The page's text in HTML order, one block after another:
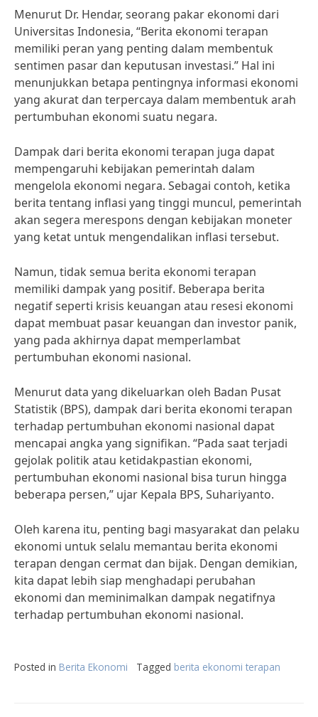
Menurut Dr. Hendar, seorang pakar ekonomi dari
Universitas Indonesia, “Berita ekonomi terapan
memiliki peran yang penting dalam membentuk
sentimen pasar dan keputusan investasi.” Hal ini
menunjukkan betapa pentingnya informasi ekonomi
yang akurat dan terpercaya dalam membentuk arah
pertumbuhan ekonomi suatu negara.
Dampak dari berita ekonomi terapan juga dapat
mempengaruhi kebijakan pemerintah dalam
mengelola ekonomi negara. Sebagai contoh, ketika
berita tentang inflasi yang tinggi muncul, pemerintah
akan segera merespons dengan kebijakan moneter
yang ketat untuk mengendalikan inflasi tersebut.
Namun, tidak semua berita ekonomi terapan
memiliki dampak yang positif. Beberapa berita
negatif seperti krisis keuangan atau resesi ekonomi
dapat membuat pasar keuangan dan investor panik,
yang pada akhirnya dapat memperlambat
pertumbuhan ekonomi nasional.
Menurut data yang dikeluarkan oleh Badan Pusat
Statistik (BPS), dampak dari berita ekonomi terapan
terhadap pertumbuhan ekonomi nasional dapat
mencapai angka yang signifikan. “Pada saat terjadi
gejolak politik atau ketidakpastian ekonomi,
pertumbuhan ekonomi nasional bisa turun hingga
beberapa persen,” ujar Kepala BPS, Suhariyanto.
Oleh karena itu, penting bagi masyarakat dan pelaku
ekonomi untuk selalu memantau berita ekonomi
terapan dengan cermat dan bijak. Dengan demikian,
kita dapat lebih siap menghadapi perubahan
ekonomi dan meminimalkan dampak negatifnya
terhadap pertumbuhan ekonomi nasional.
Posted in Berita Ekonomi Tagged berita ekonomi terapan